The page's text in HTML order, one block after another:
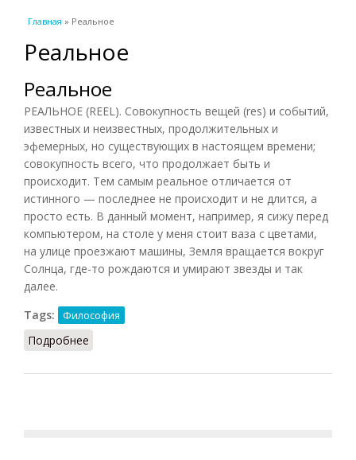
Вы здесь
Главная » Реальное
Реальное
Реальное
РЕАЛЬНОЕ (REEL). Совокупность вещей (res) и событий,
известных и неизвестных, продолжительных и
эфемерных, но существующих в настоящем времени;
совокупность всего, что продолжает быть и
происходит. Тем самым реальное отличается от
истинного — последнее не происходит и не длится, а
просто есть. В данный момент, например, я сижу перед
компьютером, на столе у меня стоит ваза с цветами,
на улице проезжают машины, Земля вращается вокруг
Солнца, где-то рождаются и умирают звезды и так
далее.
Tags:
Философия
Подробнее